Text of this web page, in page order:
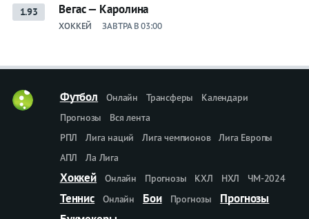
1.93 Вегас — Каролина
ХОККЕЙ ЗАВТРА В 03:00
Футбол Онлайн Трансферы
Календари
Прогнозы
Вся лента
РПЛ
Лига наций Лига чемпионов
Лига Европы
АПЛ
Ла Лига
Хоккей Онлайн Прогнозы КХЛ НХЛ ЧМ-2024
Теннис Онлайн Бои Прогнозы
Прогнозы